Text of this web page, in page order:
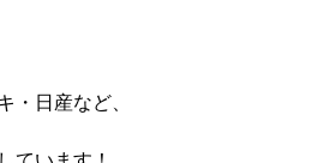
・日産など、